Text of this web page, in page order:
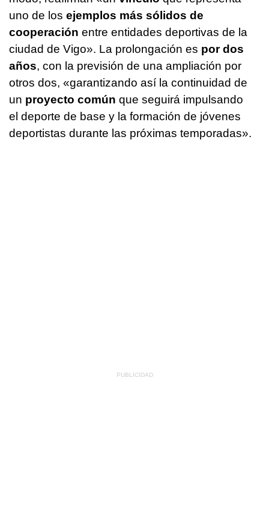
uno de los ejemplos más sólidos de
cooperación entre entidades deportivas de la
ciudad de Vigo». La prolongación es por dos
años, con la previsión de una ampliación por
otros dos, «garantizando así la continuidad de
un proyecto común que seguirá impulsando
el deporte de base y la formación de jóvenes
deportistas durante las próximas temporadas».